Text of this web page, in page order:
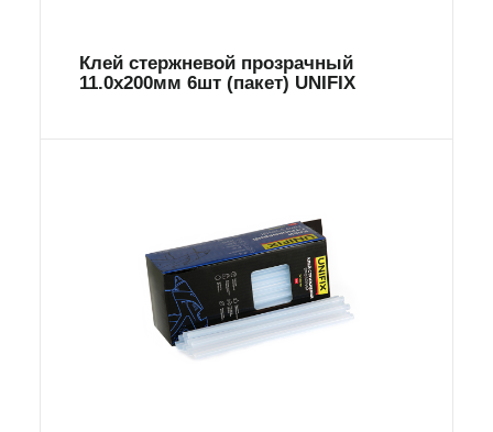
Клей стержневой прозрачный
11.0х200мм 6шт (пакет) UNIFIX